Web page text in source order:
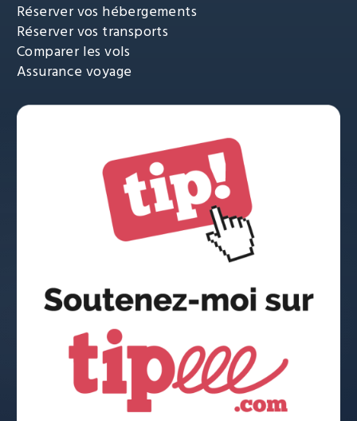
Réserver vos hébergements
Réserver vos transports
Comparer les vols
Assurance voyage